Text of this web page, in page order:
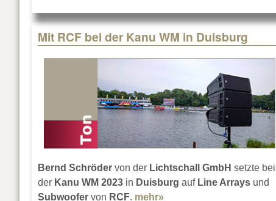
Mit RCF bei der Kanu WM in Duisburg
Bernd Schröder von der Lichtschall GmbH setzte bei
der Kanu WM 2023 in Duisburg aufLine Arrays und
Subwoofer von RCF. mehr» about Mit RCF bei der